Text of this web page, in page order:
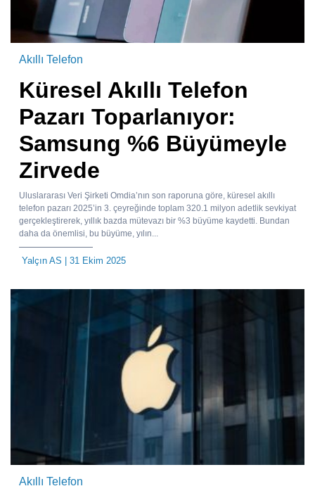
Akıllı Telefon
Küresel Akıllı Telefon
Pazarı Toparlanıyor:
Samsung %6 Büyümeyle
Zirvede
Uluslararası Veri Şirketi Omdia’nın son raporuna göre, küresel akıllı
telefon pazarı 2025’in 3. çeyreğinde toplam 320.1 milyon adetlik sevkiyat
gerçekleştirerek, yıllık bazda mütevazı bir %3 büyüme kaydetti. Bundan
daha da önemlisi, bu büyüme, yılın...
Yalçın AS | 31 Ekim 2025
Akıllı Telefon